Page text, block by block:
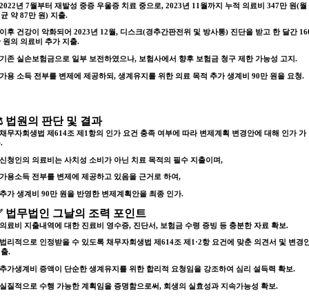
년 7월부터 재발성 중증 우울증 치료 중으로, 2023년 11월까지 누적 의료비 347만 원(월
약 87만 원) 지출.
후 건강이 악화되어 2023년 12월, 디스크(경추간판전위 및 방사통) 진단을 받고한 달간
원의 의료비 추가 지출.
존 실손보험금으로 일부 보전하였으나, 보험사에서 향후 보험금 청구 제한 가능성 고지.
가용 소득 전부를 변제에 제공하되, 생계유지를 위한 의료 목적 추가 생계비 90만 원을 요청.
법원의 판단 및 결과
무자회생법 제614조 제1항의 인가 요건 충족 여부에 따라 변제계획 변경안에 대해 인가 가
청인의 의료비는 사치성 소비가 아닌치료 목적의 필수 지출이며,
용소득 전부를 변제에 제공하고 있음을 근거로 하여,
추가 생계비 90만 원을 반영한 변제계획안을 최종 인가.
법무법인 그날의 조력 포인트
료비 지출내역에 대한 진료비 영수증, 진단서, 보험금 수령 증빙 등 충분한 자료 확보.
리적으로 인정받을 수 있도록채무자회생법 제614조 제1·2항 요건에 맞춘 의견서 및 변경
.
가생계비 증액이 단순한 생계유지를 위한 합리적 요청임을 강조하여 심리 설득력 확보.
질적으로 수행 가능한 계획임을 증명함으로써, 회생의 실효성과 지속가능성 확보.